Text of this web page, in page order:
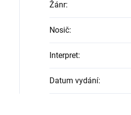
Žánr:
Nosič:
Interpret:
Datum vydání: